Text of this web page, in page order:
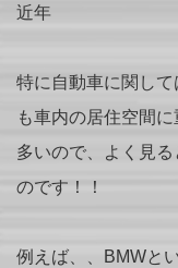
近年
特に自動車に関し
も車内の居住空間
多いので、よく見
のです！！
例えば、、BMWと